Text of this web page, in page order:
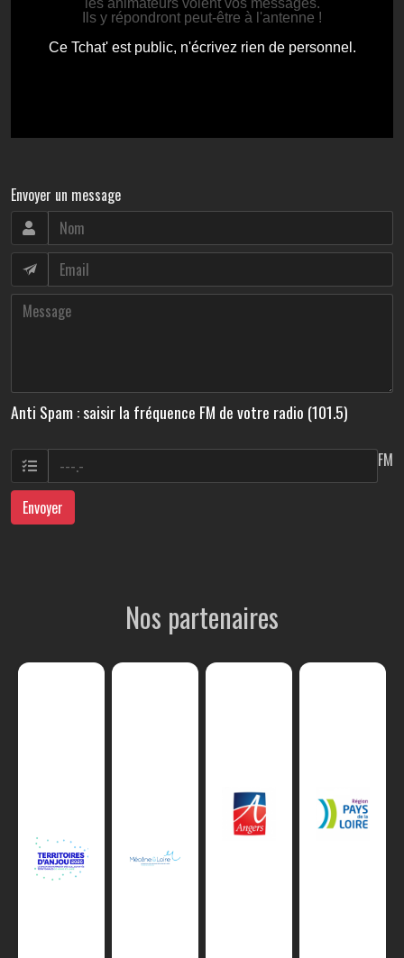
Envoyer un message
Anti Spam : saisir la fréquence FM de votre radio (101.5)
FM
Envoyer
Nos partenaires